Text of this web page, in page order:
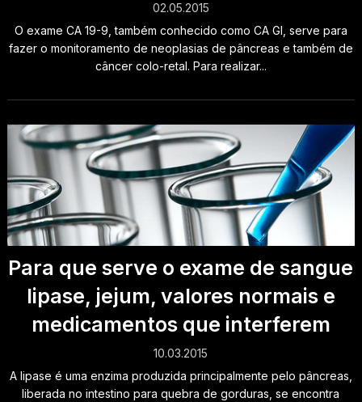
02.05.2015
O exame CA 19-9, também conhecido como CA GI, serve para
fazer o monitoramento de neoplasias de pâncreas e também de
câncer colo-retal. Para realizar...
Para que serve o exame de sangue
lipase, jejum, valores normais e
medicamentos que interferem
10.03.2015
A lipase é uma enzima produzida principalmente pelo pâncreas,
liberada no intestino para quebra de gorduras, se encontra